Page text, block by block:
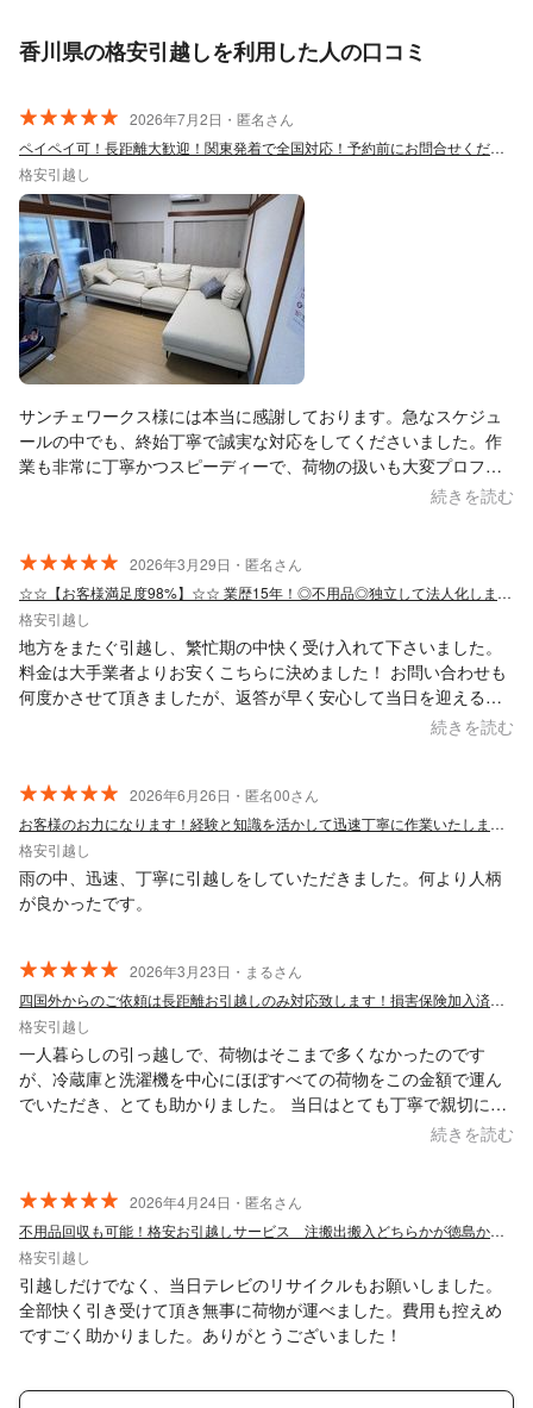
香川県の格安引越しを利用した人の口コミ
2026年7月2日・匿名さん
ペイペイ可！長距離大歓迎！関東発着で全国対応！予約前にお問合せください！
格安引越し
サンチェワークス様には本当に感謝しております。急なスケジュ
ールの中でも、終始丁寧で誠実な対応をしてくださいました。作
業も非常に丁寧かつスピーディーで、荷物の扱いも大変プロフェ
ッショナルでした。今後も家具の配送・設置が必要な際は、必ず
続きを読む
2026年3月29日・匿名さん
☆☆【お客様満足度98%】☆☆ 業歴15年！◎不用品◎独立して法人化しました！
格安引越し
地方をまたぐ引越し、繁忙期の中快く受け入れて下さいました。
料金は大手業者よりお安くこちらに決めました！ お問い合わせも
何度かさせて頂きましたが、返答が早く安心して当日を迎えるこ
とができました。 これまでの引越し経験上ですが、ベッド解体組
も詳細ページに記載していただけますと幸いです！ 引越し当日は
迅速な作業且つ、２人の作業員が連携を取り合い搬出・搬入して
下さいました。 この度はありがとうございました！また機会があ
れば宜しくお願い致します。
続きを読む
2026年6月26日・匿名00さん
お客様のお力になります！経験と知識を活かして迅速丁寧に作業いたします！
格安引越し
雨の中、迅速、丁寧に引越しをしていただきました。何より人柄
が良かったです。
2026年3月23日・まるさん
四国外からのご依頼は長距離お引越しのみ対応致します！損害保険加入済み8月空き有り
格安引越し
一人暮らしの引っ越しで、荷物はそこまで多くなかったのです
が、冷蔵庫と洗濯機を中心にほぼすべての荷物をこの金額で運ん
でいただき、とても助かりました。 当日はとても丁寧で親切に対
応していただき、洗濯機の設置までしていただけたのもありがた
自分で運ぶ必要があるかと思っていましたが、ほとんどすべて対
応していただけて、この価格でここまでしていただけたことに本
当に満足しています。 ありがとうございました！
続きを読む
2026年4月24日・匿名さん
不用品回収も可能！格安お引越しサービス 注搬出搬入どちらかが徳島か香川のみです。
格安引越し
引越しだけでなく、当日テレビのリサイクルもお願いしました。
全部快く引き受けて頂き無事に荷物が運べました。費用も控えめ
ですごく助かりました。ありがとうございました！